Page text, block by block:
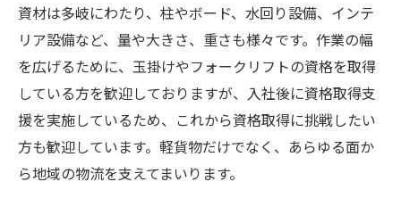
資材は多岐にわたり、柱やボード、水回り設備、インテ
リア設備など、量や大きさ、重さも様々です。作業の幅
を広げるために、玉掛けやフォークリフトの資格を取得
している方を歓迎しておりますが、入社後に資格取得支
援を実施しているため、これから資格取得に挑戦したい
方も歓迎しています。軽貨物だけでなく、あらゆる面か
ら地域の物流を支えてまいります。